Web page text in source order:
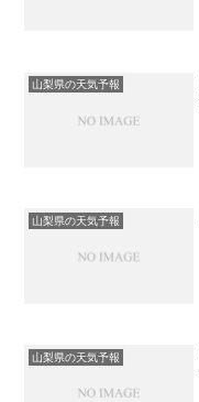
山梨県の天気予報
山梨県の天気予報
山梨県の天気予報